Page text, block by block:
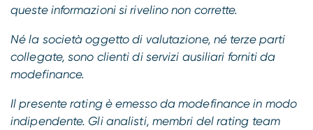
queste informazioni si rivelino non corrette.
Né la società oggetto di valutazione, né terze parti
collegate, sono clienti di servizi ausiliari forniti da
modefinance.
Il presente rating è emesso da modefinance in modo
indipendente. Gli analisti, membri del rating team